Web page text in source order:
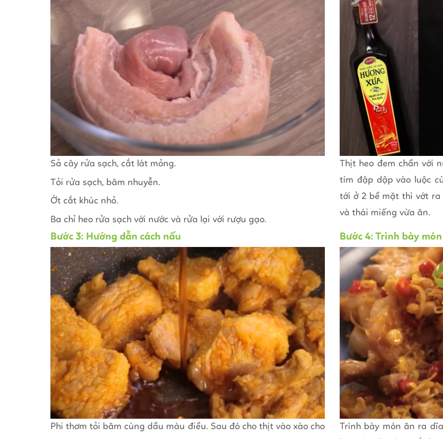
Sả cây rửa sạch, cắt lát mỏng.
Tỏi rửa sạch, băm nhuyễn.
Ớt cắt khúc nhỏ.
Ba chỉ heo rửa sạch với nước và rửa lại với rượu gạo.
Thịt heo đem chần với
tím đập dập vào luộc
tới ở 2 bề mặt thì vớt ra
và thái miếng vừa ăn.
Bước 3: Hướng dẫn cách nấu
Phi thơm tỏi băm cùng dầu màu điều. Sau đó cho thịt vào xào cho
Bước 4: Trình bày
Trình bày món ăn ra